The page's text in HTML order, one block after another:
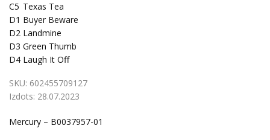
C5 Texas Tea
D1 Buyer Beware
D2 Landmine
D3 Green Thumb
D4 Laugh It Off
SKU: 602455709127
Izdots: 28.07.2023
Mercury – B0037957-01